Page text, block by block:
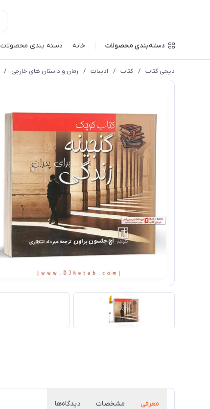
دسته‌بندی محصولات خانه دسته بندی محصولات
دیجی کتاب / کتاب / ادبیات / رمان و داستان های خارجی /
معرفی مشخصات دیدگاه‌ها